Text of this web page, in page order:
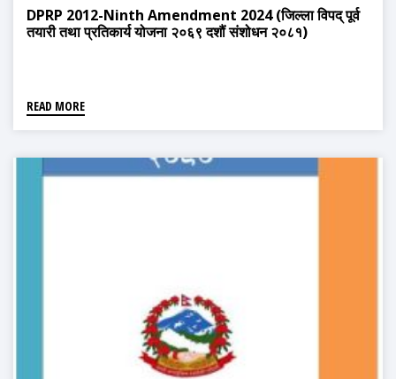
DPRP 2012-Ninth Amendment 2024 (जिल्ला विपद् पूर्व
तयारी तथा प्रतिकार्य योजना २०६९ दशौं संशोधन २०८१)
READ MORE